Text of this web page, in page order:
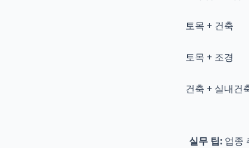
토목 + 건축
토목 + 조경
건축 + 실내건
실무 팁:업종